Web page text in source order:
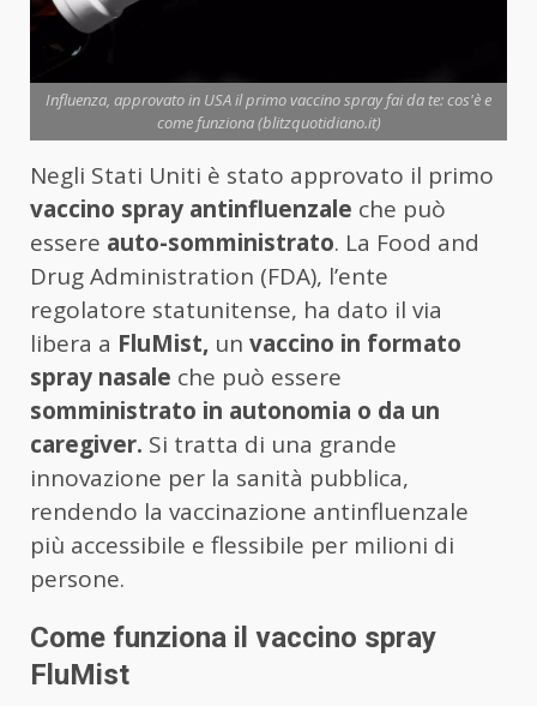
Influenza, approvato in USA il primo vaccino spray fai da te: cos'è e
come funziona (blitzquotidiano.it)
Negli Stati Uniti è stato approvato il primo
vaccino spray antinfluenzale che può
essere auto-somministrato. La Food and
Drug Administration (FDA), l’ente
regolatore statunitense, ha dato il via
libera a FluMist, un vaccino in formato
spray nasale che può essere
somministrato in autonomia o da un
caregiver. Si tratta di una grande
innovazione per la sanità pubblica,
rendendo la vaccinazione antinfluenzale
più accessibile e flessibile per milioni di
persone.
Come funziona il vaccino spray
FluMist